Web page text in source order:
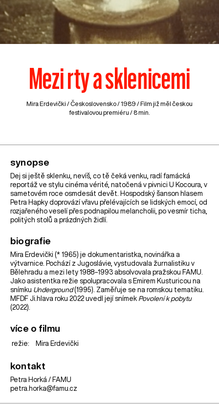
Mezi rty a sklenicemi
Mira Erdevički /Československo/ 1989 / Film již měl českou
festivalovou premiéru / 8 min.
synopse
Dej si ještě sklenku, nevíš, co tě čeká venku, radí famácká
reportáž ve stylu cinéma vérité, natočená v pivnici U Kocoura, v
sametovém roce osmdesát devět. Hospodský šanson hlasem
Petra Hapky doprovází vřavu přelévajících se lidských emocí, od
rozjařeného veselí přes podnapilou melancholii, po vesmír ticha,
politých stolů a prázdných židlí.
biografie
Mira Erdevički (* 1965) je dokumentaristka, novinářka a
výtvarnice. Pochází z Jugoslávie, vystudovala žurnalistiku v
Bělehradu a mezi lety 1988–1993 absolvovala pražskou FAMU.
Jako asistentka režie spolupracovala s Emirem Kusturicou na
snímku Underground(1995). Zaměřuje se na romskou tematiku.
MFDF Ji.hlava roku 2022 uvedl její snímek Povolení k pobytu
(2022).
více o filmu
režie: Mira Erdevički
kontakt
Petra Horká / FAMU
petra.horka@famu.cz